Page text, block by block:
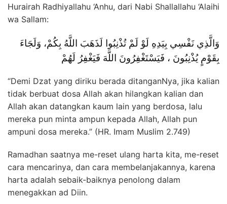
Hurairah Radhiyallahu ‘Anhu, dari Nabi Shallallahu ‘Alaihi
wa Sallam:
وَالَّذِي نَفْسِي بِيَدِهِ لَوْ لَمْ تُذْنِبُوا لَذَهَبَ اللَّهُ بِكُمْ، وَلَجَاءَ
بِقَوْمٍ يُذْنِبُونَ ، فَيَسْتَغْفِرُونَ اللَّهَ فَيَغْفِرُ لَهُمْ
“Demi Dzat yang diriku berada ditanganNya, jika kalian
tidak berbuat dosa Allah akan hilangkan kalian dan
Allah akan datangkan kaum lain yang berdosa, lalu
mereka pun minta ampun kepada Allah, Allah pun
ampuni dosa mereka.” (HR. Imam Muslim 2.749)
Ramadhan saatnya me-reset ulang harta kita, me-reset
cara mencarinya, dan cara membelanjakannya, karena
harta adalah sebaik-baiknya penolong dalam
menegakkan ad Diin.